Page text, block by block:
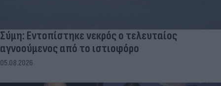
Σύμη: Εντοπίστηκε νεκρός ο τελευταίος
αγνοούμενος από το ιστιοφόρο
05.08.2026